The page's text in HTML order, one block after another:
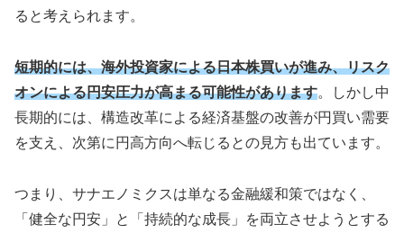
ると考えられます。
短期的には、海外投資家による日本株買いが進み、リスク
オンによる円安圧力が高まる可能性があります。しかし中
長期的には、構造改革による経済基盤の改善が円買い需要
を支え、次第に円高方向へ転じるとの見方も出ています。
つまり、サナエノミクスは単なる金融緩和策ではなく、
「健全な円安」と「持続的な成長」を両立させようとする